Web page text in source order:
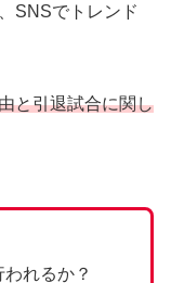
SNSでトレンド
と引退試合に関し
れるか？